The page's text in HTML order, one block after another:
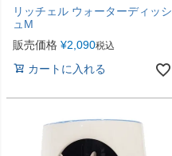
リッチェル ウォーターディッシ
ュM
販売価格 ¥2,090税込
カートに入れる